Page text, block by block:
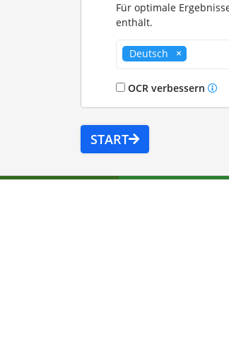
Für optimale
enthält.
Deutsch
OCR verbessern
START